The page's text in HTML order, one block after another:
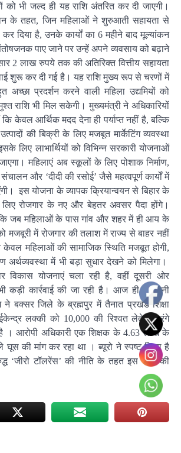
भी जल्द ही यह राशि अंतरित कर दी जाएगी।
के तहत, जिन महिलाओं ने शुरुआती सहायता से
दिया है, उनके कार्यों का 6 महीने बाद मूल्यांकन
पाए जाने पर उन्हें अपने व्यवसाय को बढ़ाने
2 लाख रुपये तक की अतिरिक्त वित्तीय सहायता
शुरू कर दी गई है। यह राशि मुख्य रूप से चरणों में
अच्छा प्रदर्शन करने वाली महिला उद्यमियों को
राशि भी मिल सकेगी। मुख्यमंत्री ने अधिकारियों
केवल आर्थिक मदद देना ही पर्याप्त नहीं है, बल्कि
उत्पादों की बिक्री के लिए मजबूत मार्केटिंग व्यवस्था
लिए लाभार्थियों को विभिन्न सरकारी योजनाओं
महिलाएं अब स्कूलों के लिए पोशाक निर्माण,
और ‘दीदी की रसोई’ जैसे महत्वपूर्ण कार्यों में
इस योजना के व्यापक क्रियान्वयन से बिहार के
रोजगार के नए और बेहतर अवसर पैदा होंगे।
जब महिलाओं के पास गांव और शहर में ही आय के
मजबूरी में रोजगार की तलाश में राज्य से बाहर नहीं
महिलाओं की सामाजिक स्थिति मजबूत होगी,
अर्थव्यवस्था में भी बड़ा सुधार देखने को मिलेगा।
विकास योजनाएं चला रही है, वहीं दूसरी ओर
कड़ी कार्रवाई की जा रही है। आज ही निगरानी
ने बक्सर जिले के ब्रह्मपुर में तैनात प्रखंड शिक्षा
लक्की को 10,000 की रिश्वत लेते हुए रंगे
।आरोपी अधिकारी एक शिक्षक के 4.63 लाख के
घूस की मांग कर रहा था
।ब्यूरो ने स्पष्ट किया है
‘जीरो टॉलरेंस’ की नीति के तहत इस तरह की